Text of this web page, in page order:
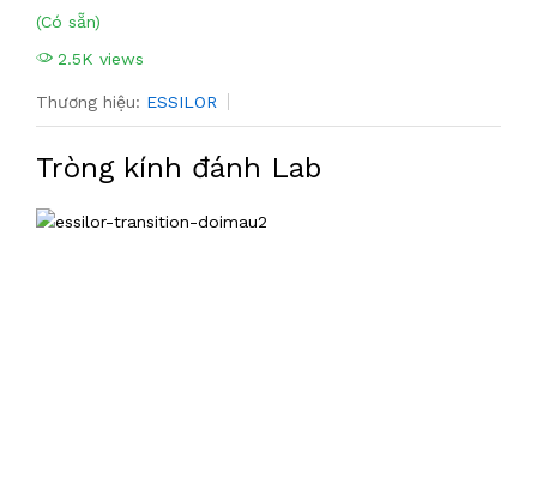
(Có sẵn)
2.5K views
Thương hiệu: ESSILOR
Tròng kính đánh Lab